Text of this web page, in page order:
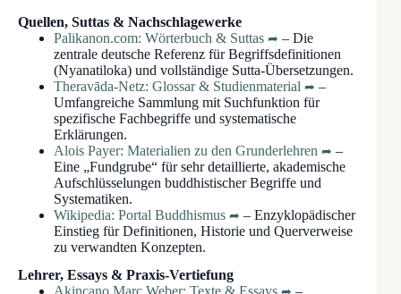
Quellen, Suttas & Nachschlagewerke
Palikanon.com: Wörterbuch & Suttas
– Die
zentrale deutsche Referenz für Begriffsdefinitionen
(Nyanatiloka) und vollständige Sutta-Übersetzungen.
Theravāda-Netz: Glossar & Studienmaterial
–
Umfangreiche Sammlung mit Suchfunktion für
spezifische Fachbegriffe und systematische
Erklärungen.
Alois Payer: Materialien zu den Grunderlehren
–
Eine „Fundgrube“ für sehr detaillierte, akademische
Aufschlüsselungen buddhistischer Begriffe und
Systematiken.
Wikipedia: Portal Buddhismus
– Enzyklopädischer
Einstieg für Definitionen, Historie und Querverweise
zu verwandten Konzepten.
Lehrer, Essays & Praxis-Vertiefung
Akincano Marc Weber: Texte & Essays
–